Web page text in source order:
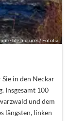
pure-life-pictures / Fotolia
Sie in den Neckar
Insgesamt 100
und dem
längsten, linken